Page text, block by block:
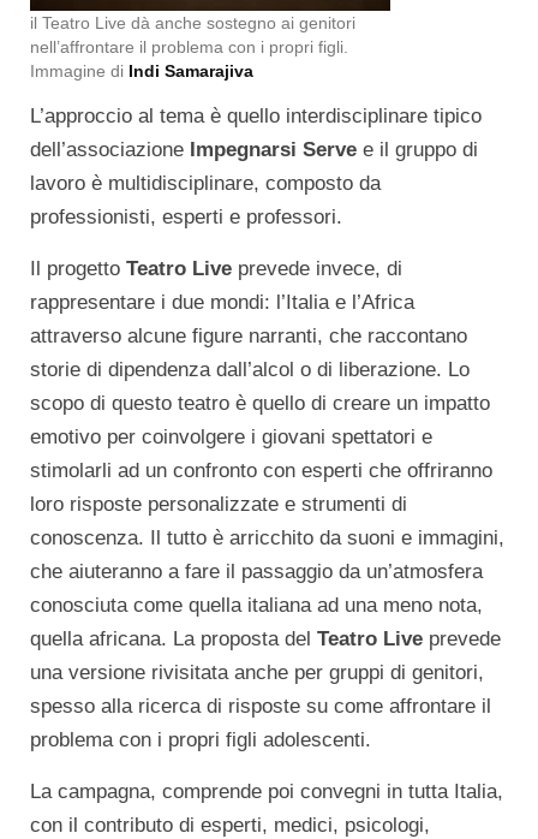
il Teatro Live dà anche sostegno ai genitori
nell’affrontare il problema con i propri figli.
Immagine di Indi Samarajiva
L’approccio al tema è quello interdisciplinare tipico
dell’associazione Impegnarsi Serve e il gruppo di
lavoro è multidisciplinare, composto da
professionisti, esperti e professori.
Il progetto Teatro Live prevede invece, di
rappresentare i due mondi: l’Italia e l’Africa
attraverso alcune figure narranti, che raccontano
storie di dipendenza dall’alcol o di liberazione. Lo
scopo di questo teatro è quello di creare un impatto
emotivo per coinvolgere i giovani spettatori e
stimolarli ad un confronto con esperti che offriranno
loro risposte personalizzate e strumenti di
conoscenza. Il tutto è arricchito da suoni e immagini,
che aiuteranno a fare il passaggio da un’atmosfera
conosciuta come quella italiana ad una meno nota,
quella africana. La proposta del Teatro Live prevede
una versione rivisitata anche per gruppi di genitori,
spesso alla ricerca di risposte su come affrontare il
problema con i propri figli adolescenti.
La campagna, comprende poi convegni in tutta Italia,
con il contributo di esperti, medici, psicologi,